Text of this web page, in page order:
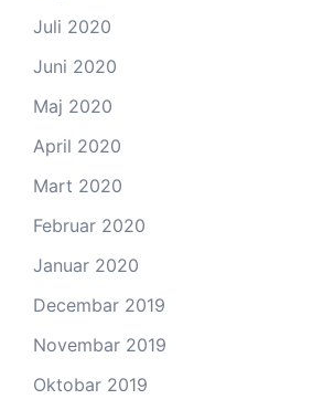
Juli 2020
Juni 2020
Maj 2020
April 2020
Mart 2020
Februar 2020
Januar 2020
Decembar 2019
Novembar 2019
Oktobar 2019